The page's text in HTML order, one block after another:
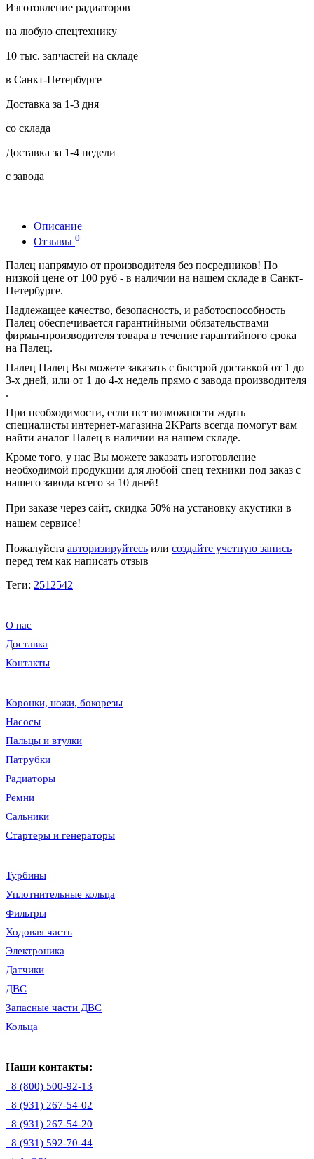
Изготовление радиаторов
на любую спецтехнику
10 тыс. запчастей на складе
в Санкт-Петербурге
Доставка за 1-3 дня
со склада
Доставка за 1-4 недели
с завода
Описание
Отзывы 0
Палец напрямую от производителя без посредников! По
низкой цене от 100 руб - в наличии на нашем складе в Санкт-
Петербурге.
Надлежащее качество, безопасность, и работоспособность
Палец обеспечивается гарантийными обязательствами
фирмы-производителя товара в течение гарантийного срока
на Палец.
Палец Палец Вы можете заказать с быстрой доставкой от 1 до
3-х дней, или от 1 до 4-х недель прямо с завода производителя
.
При необходимости, если нет возможности ждать
специалисты интернет-магазина 2KParts всегда помогут вам
найти аналог Палец в наличии на нашем складе.
Кроме того, у нас Вы можете заказать изготовление
необходимой продукции для любой спец техники под заказ с
нашего завода всего за 10 дней!
При заказе через сайт, скидка 50% на установку акустики в
нашем сервисе!
Пожалуйста авторизируйтесь или создайте учетную запись
перед тем как написать отзыв
Теги: 2512542
О нас
Доставка
Контакты
Коронки, ножи, бокорезы
Насосы
Пальцы и втулки
Патрубки
Радиаторы
Ремни
Сальники
Стартеры и генераторы
Турбины
Уплотнительные кольца
Фильтры
Ходовая часть
Электроника
Датчики
ДВС
Запасные части ДВС
Кольца
Наши контакты:
8 (800) 500-92-13
8 (931) 267-54-02
8 (931) 267-54-20
8 (931) 592-70-44